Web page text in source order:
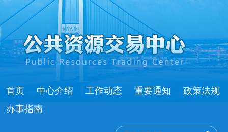
首页 中心介绍 工作动态 重要通知
政策法规
办事指南